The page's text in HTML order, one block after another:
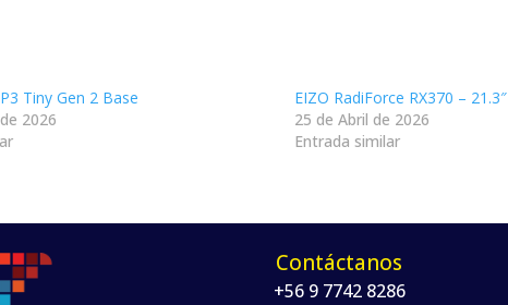
Tiny Gen 2 Base
2026
EIZO RadiForce RX370 – 21.3″
25 de Abril de 2026
Entrada similar
Contáctanos
+56 9 7742 8286